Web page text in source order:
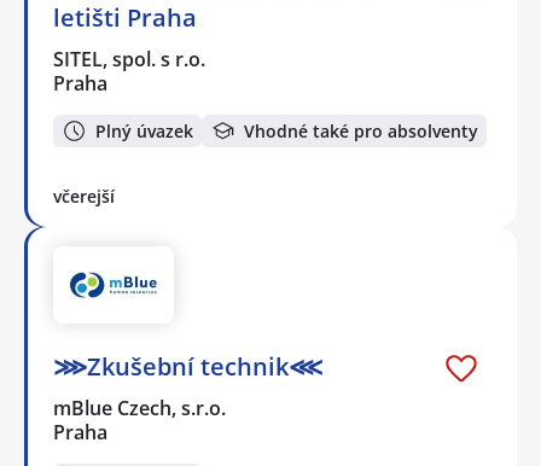
letišti Praha
SITEL, spol. s r.o.
Praha
Plný úvazek Vhodné také pro absolventy
včerejší
⋙Zkušební technik⋘
mBlue Czech, s.r.o.
Praha